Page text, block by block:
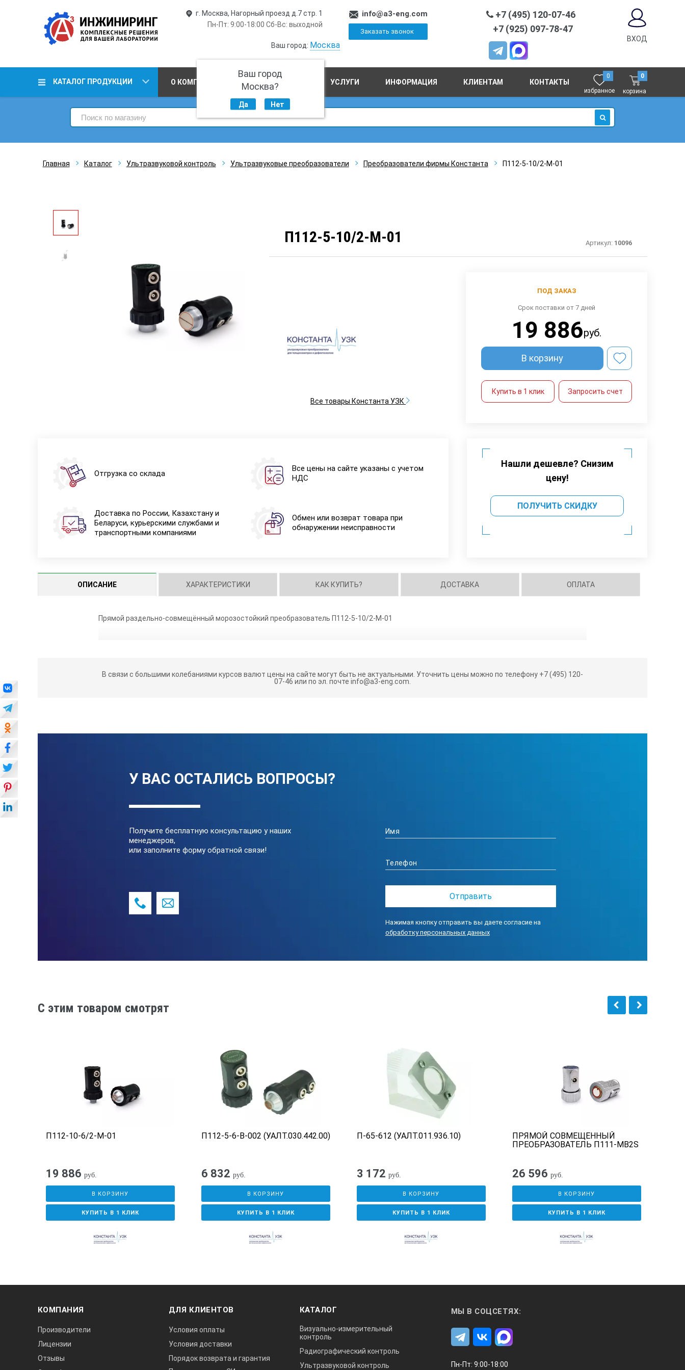
г. Москва, Нагорный проезд д.7 стр. 1
Пн-Пт: 9:00-18:00 Сб-Вс: выходной
Ваш город: Москва
Ваш город
Москва?
Да Нет
info@a3-eng.com
Заказать звонок
+7 (495) 120-07-46
+7 (925) 097-78-47
ВХОД
КАТАЛОГ ПРОДУКЦИИ О КОМПАНИИ ПРОИЗВОДСТВО УСЛУГИ ИНФОРМАЦИЯ КЛИЕНТАМ КОНТАКТЫ
0
избранное
0
корзина
ИСКАТЬ
Главная Каталог Ультразвуковой контроль Ультразвуковые преобразователи Преобразователи фирмы Константа П112-5-10/2-М-01
П112-5-10/2-М-01 Артикул: 10096
Все товары Константа УЗК
ПОД ЗАКАЗ
Срок поставки от 7 дней
19 886руб.
В корзину
Купить в 1 клик Запросить счет
Отгрузка со склада
Все цены на сайте указаны с учетом
НДС
Доставка по России, Казахстану и
Беларуси, курьерскими службами и
транспортными компаниями
Обмен или возврат товара при
обнаружении неисправности
Нашли дешевле? Снизим
цену!
ПОЛУЧИТЬ СКИДКУ
ОПИСАНИЕ ХАРАКТЕРИСТИКИ КАК КУПИТЬ? ДОСТАВКА ОПЛАТА
Прямой раздельно-совмещённый морозостойкий преобразователь П112-5-10/2-М-01
В связи с большими колебаниями курсов валют цены на сайте могут быть не актуальными. Уточнить цены можно по телефону +7 (495) 120-
07-46 или по эл. почте info@a3-eng.com.
У ВАС ОСТАЛИСЬ ВОПРОСЫ?
Получите бесплатную консультацию у наших
менеджеров,
или заполните форму обратной связи!
Нажимая кнопку отправить вы даете согласие на
обработку персональных данных
C этим товаром смотрят
П112-10-6/2-М-01
19 886 руб.
В КОРЗИНУ
КУПИТЬ В 1 КЛИК
П112-5-6-В-002 (УАЛТ.030.442.00)
6 832 руб.
В КОРЗИНУ
КУПИТЬ В 1 КЛИК
П-65-612 (УАЛТ.011.936.10)
3 172 руб.
В КОРЗИНУ
КУПИТЬ В 1 КЛИК
ПРЯМОЙ СОВМЕЩЕННЫЙ
ПРЕОБРАЗОВАТЕЛЬ П111-MB2S
26 596 руб.
В КОРЗИНУ
КУПИТЬ В 1 КЛИК
КОМПАНИЯ
Производители
Лицензии
Отзывы
ДЛЯ КЛИЕНТОВ
Условия оплаты
Условия доставки
Порядок возврата и гарантия
КАТАЛОГ
Визуально-измерительный
контроль
Радиографический контроль
Ультразвуковой контроль
МЫ В СОЦСЕТЯХ:
Пн-Пт: 9:00-18:00